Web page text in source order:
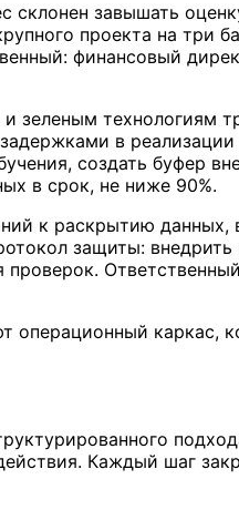
склонен завышать
проекта на три
финансовый
зеленым технологиям
в
создать буфер
в срок, не ниже 90%.
к раскрытию данных,
защиты: внедрить
операционный
Каждый шаг